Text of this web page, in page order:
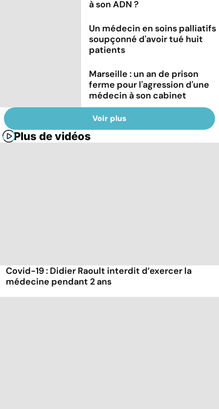
à son ADN ?
Un médecin en soins palliatifs
soupçonné d'avoir tué huit
patients
Marseille : un an de prison
ferme pour l'agression d'une
médecin à son cabinet
Voir plus
Plus de vidéos
Covid-19 : Didier Raoult interdit d’exercer la
médecine pendant 2 ans